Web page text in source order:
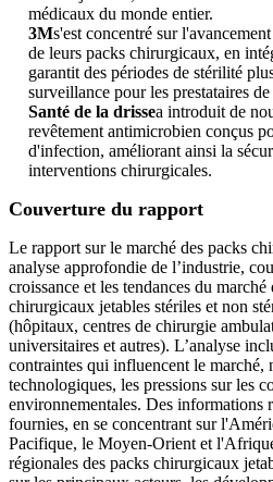
médicaux du monde entier.
3Ms'est concentré sur
de leurs packs chirurgicaux, en
garantit des périodes de stérilité
surveillance pour les prestataires de
Santé de la drissea introduit de
revêtement antimicrobien conçus
d'infection, améliorant ainsi la
interventions chirurgicales.
Couverture du rapport
Le rapport sur le marché des packs
analyse approfondie de l’industrie,
croissance et les tendances du
chirurgicaux jetables stériles et non
(hôpitaux, centres de chirurgie
universitaires et autres). L’analyse
contraintes qui influencent le marché,
technologiques, les pressions sur les
environnementales. Des informations
fournies, en se concentrant sur
Pacifique, le Moyen-Orient et
régionales des packs chirurgicaux